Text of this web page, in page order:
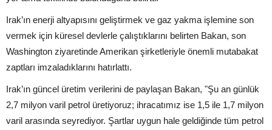
Irak’ın enerji altyapısını geliştirmek ve gaz yakma işlemine son
vermek için küresel devlerle çalıştıklarını belirten Bakan, son
Washington ziyaretinde Amerikan şirketleriyle önemli mutabakat
zaptları imzaladıklarını hatırlattı.
Irak’ın güncel üretim verilerini de paylaşan Bakan, "Şu an günlük
2,7 milyon varil petrol üretiyoruz; ihracatımız ise 1,5 ile 1,7 milyon
varil arasında seyrediyor. Şartlar uygun hale geldiğinde tüm petrol